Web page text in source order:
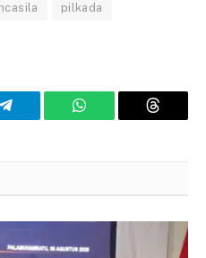
pilkada
Telegram WhatsApp Threads